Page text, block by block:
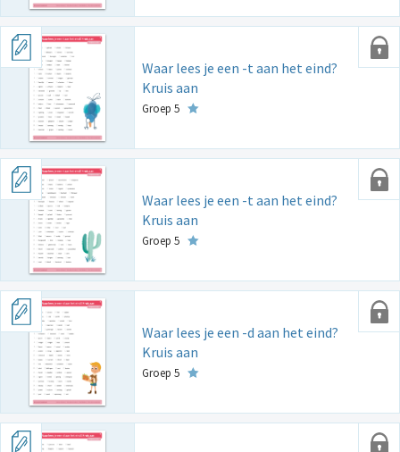
Waar lees je een -t aan het eind?
Kruis aan
Groep 5
Waar lees je een -t aan het eind?
Kruis aan
Groep 5
Waar lees je een -d aan het eind?
Kruis aan
Groep 5